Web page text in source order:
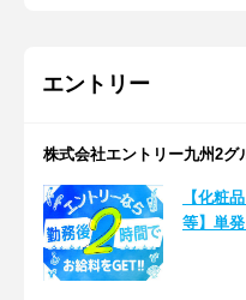
エントリー
株式会社エントリー九州2グ
【化粧
等】単